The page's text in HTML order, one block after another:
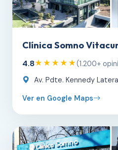
Clínica Somno
4.8★★★★★(1.200+
Av. Pdte. Kennedy
Ver en Google Maps